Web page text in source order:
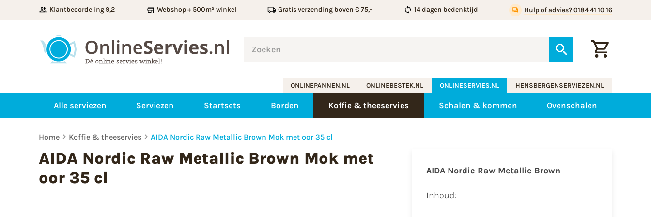
Klantbeoordeling 9,2 Webshop + 500m² winkel Gratis verzending boven € 75,- 14 dagen bedenktijd Hulp of advies? 0184 41 10 16
ONLINEPANNEN.NL ONLINEBESTEK.NL ONLINESERVIES.NL HENSBERGENSERVIEZEN.NL
Alle serviezen Serviezen Startsets Borden Koffie & theeservies Schalen & kommen Ovenschalen
Home Koffie & theeservies AIDA Nordic Raw Metallic Brown Mok met oor 35 cl
AIDA Nordic Raw Metallic Brown Mok met
oor 35 cl
AIDA Nordic Raw Metallic Brown
Inhoud: